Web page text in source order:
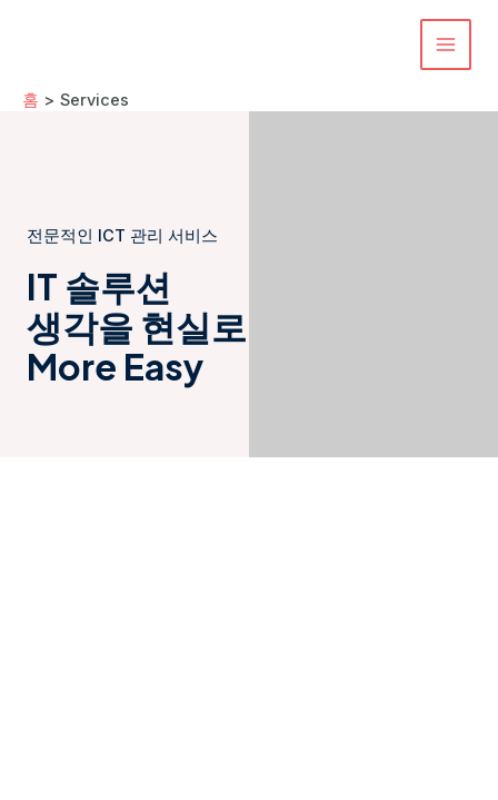
홈 Services
전문적인 ICT 관리 서비스
IT 솔루션
생각을 현실로
More Easy